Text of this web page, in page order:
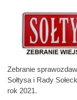
Zebranie
Sołtysa i Rady
rok 2021.